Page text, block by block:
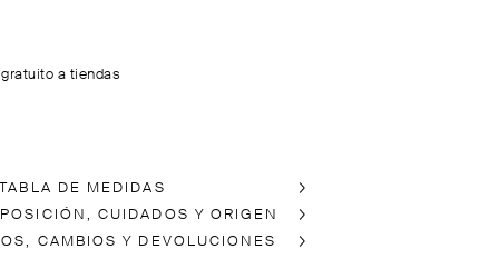
a tiendas
DE MEDIDAS
CUIDADOS Y ORIGEN
CAMBIOS Y DEVOLUCIONES